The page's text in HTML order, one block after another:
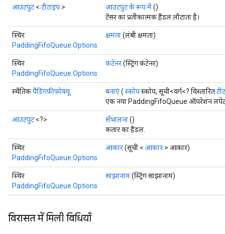
आउटपुट < टीटाइप > आउटपुट के रूप में()
टेंसर का प्रतीकात्मक हैंडल लौटाता है।
स्थिर
PaddingFifoQueue.Options
क्षमता(लंबी क्षमता)
स्थिर
PaddingFifoQueue.Options
कंटेनर(स्ट्रिंग कंटेनर)
स्थैतिकपैडिंगफीफोक्यू बनाएं( स्कोपस्कोप, सूची<वर्ग<? विस्तारित
एक नया PaddingFifoQueue ऑपरेशन
आउटपुट <?> सँभालना()
कतार का हैंडल.
स्थिर
PaddingFifoQueue.Options
आकार(सूची < आकार > आकार)
स्थिर
PaddingFifoQueue.Options
साझानाम(स्ट्रिंग साझानाम)
विरासत में मिली विधियाँ